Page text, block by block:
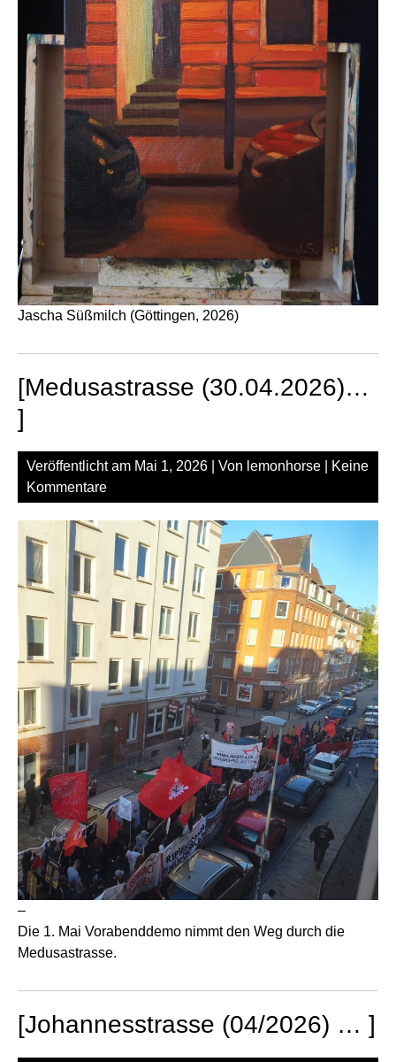
Jascha Süßmilch (Göttingen, 2026)
[Medusastrasse (30.04.2026)…
]
Veröffentlicht am Mai 1, 2026 | Von lemonhorse
Keine
Kommentare
–
Die 1. Mai Vorabenddemo nimmt den Weg durch die
Medusastrasse.
[Johannesstrasse (04/2026) … ]